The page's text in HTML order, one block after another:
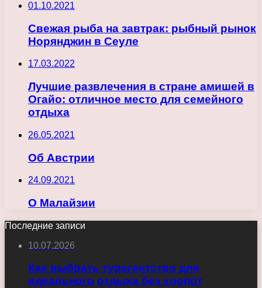
01.10.2021
Свежая рыба на завтрак: рыбный рынок
Норянджин в Сеуле
17.03.2022
Лучшие развлечения в стране амишей в
Огайо: отличное место для семейного
отдыха
26.05.2021
Об Австрии
24.09.2021
О Малайзии
Последние записи
10.07.2026
Как выбрать турагентство для
идеального отдыха без хлопот